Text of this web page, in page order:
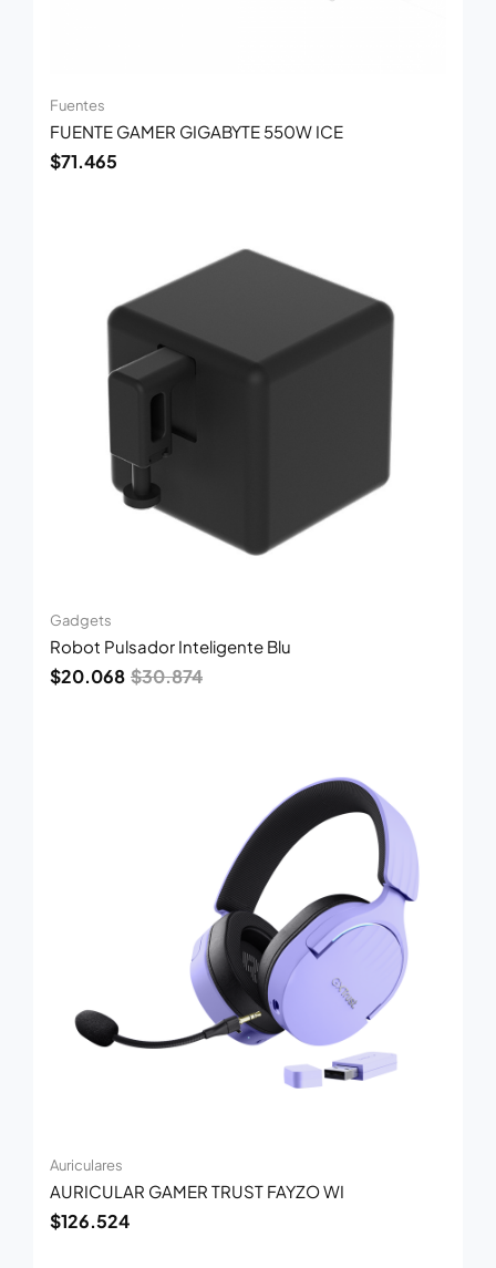
Fuentes
FUENTE GAMER GIGABYTE 550W ICE
$71.465
Gadgets
Robot Pulsador Inteligente Blu
$30.874
$30.874.
$20.068
$20.068.
Auriculares
AURICULAR GAMER TRUST FAYZO WI
$126.524